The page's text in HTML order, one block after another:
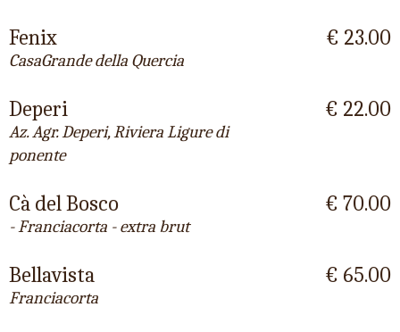
Fenix
CasaGrande della Quercia
€ 23.00
Deperi
Az. Agr. Deperi, Riviera Ligure di
ponente
€ 22.00
Cà del Bosco
- Franciacorta - extra brut
€ 70.00
Bellavista
Franciacorta
€ 65.00